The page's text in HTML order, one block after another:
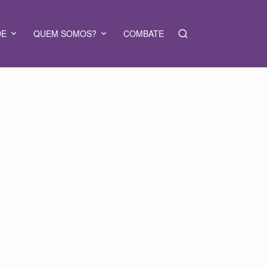
QUEM SOMOS? COMBATE